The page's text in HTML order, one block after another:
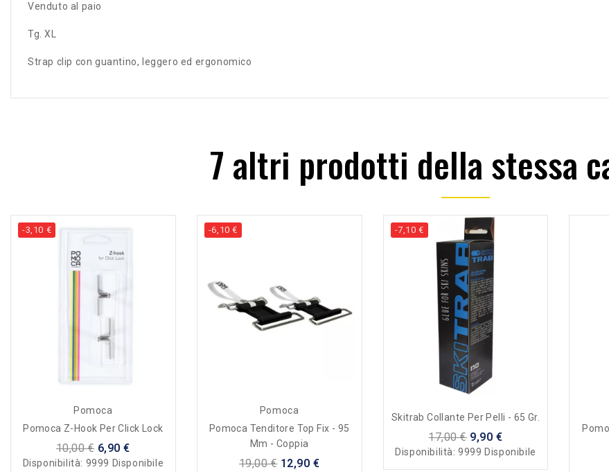
Venduto al paio
Tg. XL
Strap clip con guantino, leggero ed ergonomico
7 altri prodotti della stessa
-3,10 €
Pomoca
Pomoca Z-Hook Per Click Lock
10,00 € 6,90 €
Disponibilità: 9999 Disponibile
-6,10 €
Pomoca
Pomoca Tenditore Top Fix - 95
Mm - Coppia
19,00 € 12,90 €
-7,10 €
Skitrab Collante Per Pelli - 65 Gr.
17,00 € 9,90 €
Disponibilità:9999 Disponibile